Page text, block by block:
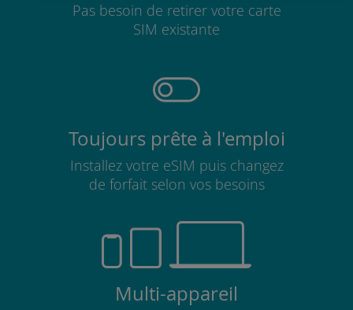
Pas besoin de retirer votre carte
SIM existante
Toujours prête à l'emploi
Installez votre eSIM puis changez
de forfait selon vos besoins
Multi-appareil